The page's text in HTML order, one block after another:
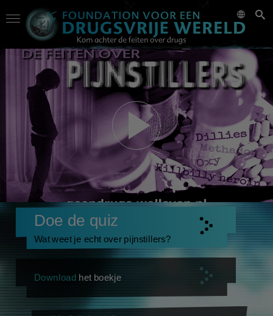
Doe de quiz
Wat weet je echt over pijnstillers?
Download het boekje